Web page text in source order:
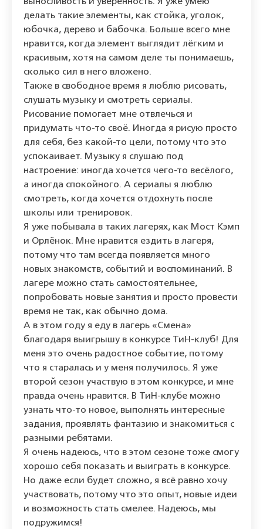
делать такие элементы, как стойка, уголок,
юбочка, дерево и бабочка. Больше всего мне
нравится, когда элемент выглядит лёгким и
красивым, хотя на самом деле ты понимаешь,
сколько сил в него вложено.
Также в свободное время я люблю рисовать,
слушать музыку и смотреть сериалы.
Рисование помогает мне отвлечься и
придумать что-то своё. Иногда я рисую просто
для себя, без какой-то цели, потому что это
успокаивает. Музыку я слушаю под
настроение: иногда хочется чего-то весёлого,
а иногда спокойного. А сериалы я люблю
смотреть, когда хочется отдохнуть после
школы или тренировок.
Я уже побывала в таких лагерях, как Мост Кэмп
и Орлёнок. Мне нравится ездить в лагеря,
потому что там всегда появляется много
новых знакомств, событий и воспоминаний. В
лагере можно стать самостоятельнее,
попробовать новые занятия и просто провести
время не так, как обычно дома.
А в этом году я еду в лагерь «Смена»
благодаря выигрышу в конкурсе ТиН-клуб! Для
меня это очень радостное событие, потому
что я старалась и у меня получилось. Я уже
второй сезон участвую в этом конкурсе, и мне
правда очень нравится. В ТиН-клубе можно
узнать что-то новое, выполнять интересные
задания, проявлять фантазию и знакомиться с
разными ребятами.
Я очень надеюсь, что в этом сезоне тоже смогу
хорошо себя показать и выиграть в конкурсе.
Но даже если будет сложно, я всё равно хочу
участвовать, потому что это опыт, новые идеи
и возможность стать смелее. Надеюсь, мы
подружимся!